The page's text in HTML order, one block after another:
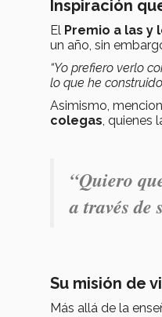
Inspiración
El Premio a las y
un año, sin
“Yo prefiero verlo
lo que he
Asimismo,
colegas, quienes
“Quiero
a través
Su misión de
Más allá de la